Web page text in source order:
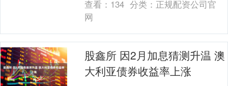
杂的则....
查看： 134 分类： 正规配资公司官
网
股鑫所 因2月加息猜测升温 澳
大利亚债券收益率上涨